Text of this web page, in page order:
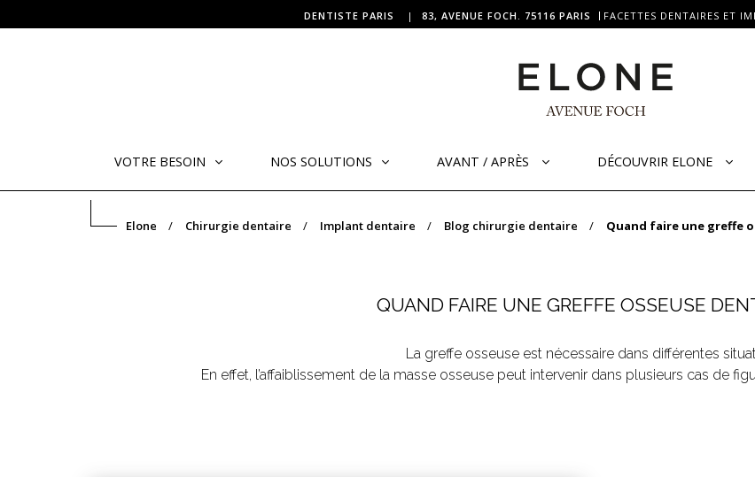
DENTISTE PARIS | 83, AVENUE FOCH. 75116 PARIS FACETTES DENTAIRES ET
VOTRE BESOIN NOS SOLUTIONS AVANT / APRÈS DÉCOUVRIR ELONE
Elone Chirurgie dentaire Implant dentaire Blog chirurgie dentaire Quand faire une greffe
QUAND FAIRE UNE GREFFE OSSEUSE
La greffe osseuse est nécessaire dans différentes
En effet, l’affaiblissement de la masse osseuse peut intervenir dans plusieurs cas de